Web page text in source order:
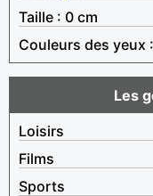
Taille : 0 cm
Couleurs des yeux :
Les
Loisirs
Films
Sports